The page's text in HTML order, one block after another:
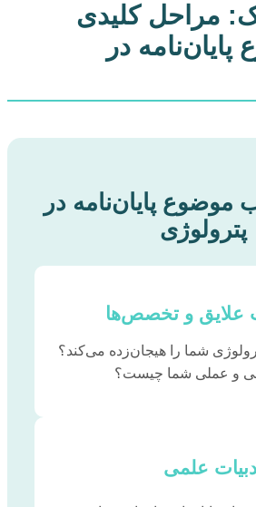
مراحل کلیدی
در
موضوع پایان‌نامه در
پترولوژی
شما را هیجان‌زده می‌کند؟
و عملی شما چیست؟